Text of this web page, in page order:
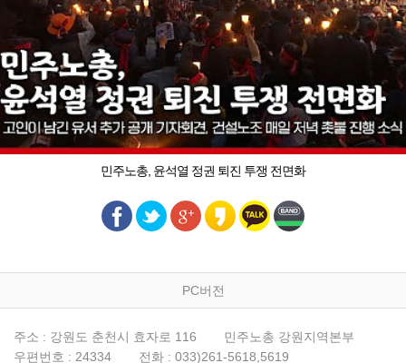
민주노총, 윤석열 정권 퇴진 투쟁 전면화
PC버전
주소 : 강원도 춘천시 효자로 116
민주노총 강원지역본부
우편번호 : 24334
전화 : 033)261-5618,5619